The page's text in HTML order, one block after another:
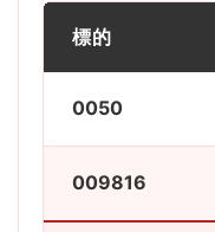
標的
0050
009816